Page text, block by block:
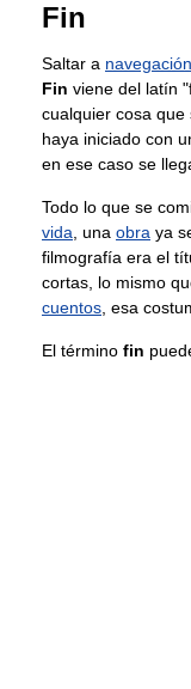
Fin
Saltar a navegación
Fin viene del latín
cualquier cosa
haya iniciado con
en ese caso se
Todo lo que se
vida , una obra ya
filmografía era el
cortas, lo mismo
cuentos , esa
El término fin